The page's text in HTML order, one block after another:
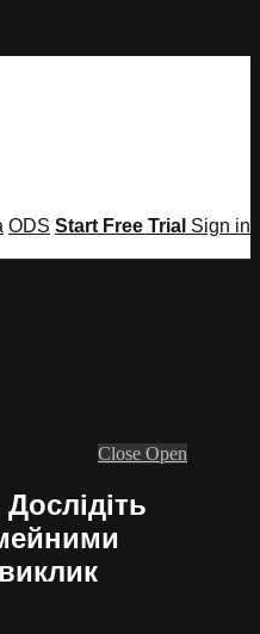
ODS Start Free Trial Sign in
Close Open